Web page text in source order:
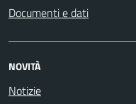
Documenti e dati
NOVITÀ
Notizie